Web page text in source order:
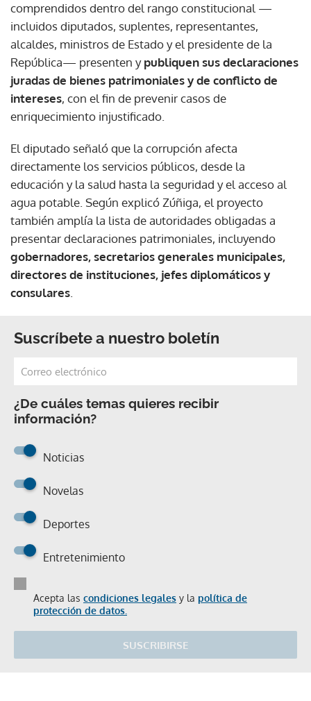
comprendidos dentro del rango constitucional —
incluidos diputados, suplentes, representantes,
alcaldes, ministros de Estado y el presidente de la
República— presenten ypubliquen sus declaraciones
juradas de bienes patrimoniales y de conflicto de
intereses, con el fin de prevenir casos de
enriquecimiento injustificado.
El diputado señaló que la corrupción afecta
directamente los servicios públicos, desde la
educación y la salud hasta la seguridad y el acceso al
agua potable. Según explicó Zúñiga, el proyecto
también amplía la lista de autoridades obligadas a
presentar declaraciones patrimoniales, incluyendo
gobernadores, secretarios generales municipales,
directores de instituciones, jefes diplomáticos y
consulares
Suscríbete a nuestro boletín
¿De cuáles temas quieres recibir
información?
Noticias
Novelas
Deportes
Entretenimiento
Acepta las condiciones legales y la política de
protección de datos.
SUSCRIBIRSE